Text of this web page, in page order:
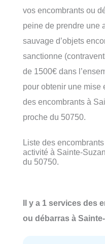
vos encombrants ou
peine de prendre une
sauvage d’objets
sanctionne
de 1500€ dans
pour obtenir une mise
des encombrants à
proche du 50750.
Liste des
activité à Sainte-
du 50750.
Il y a 1 services des
ou débarras à